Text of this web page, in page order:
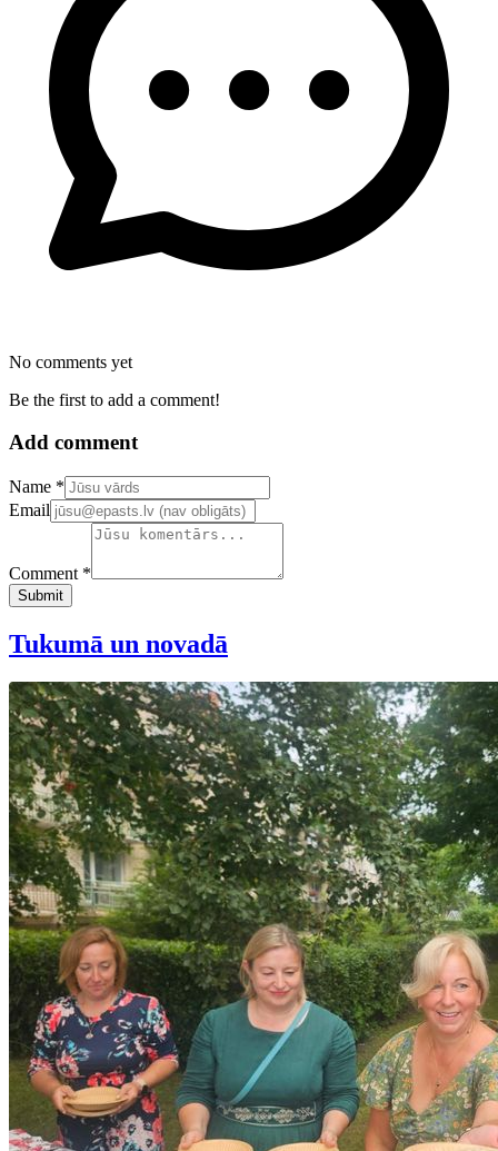
No comments yet
Be the first to add a comment!
Add comment
Confirm your email address
Name *
Email
Comment *
Submit
Tukumā un novadā